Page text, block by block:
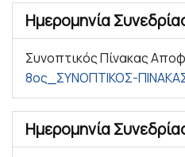
Ημερομηνία
Συνοπτικός Πίνακας
8ος_ΣΥΝΟΠΤΙΚΟΣ-
Ημερομηνία